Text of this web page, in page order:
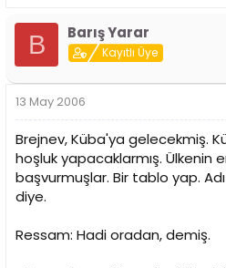
B Barış Yarar
Kayıtlı Üye
13 May 2006
Brejnev, Küba'ya gelecekmiş.
hoşluk yapacaklarmış. Ülkenin
başvurmuşlar. Bir tablo yap.
diye.
Ressam: Hadi oradan, demiş.